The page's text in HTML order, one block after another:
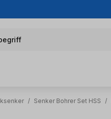
/ Senker Bohrer Set HSS /